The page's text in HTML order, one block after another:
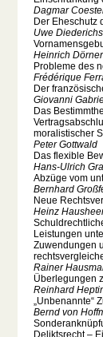
Dagmar
Der Eheschutz
Uwe
Heinrich Dörner
Probleme des
Frédérique
Der
Giovanni
Das
moralistischer
Peter Gottwald
Das flexible
Hans-Ulrich
Abzüge vom
Bernhard
Neue
Heinz
Leistungen
Zuwendungen
Rainer
Überlegungen
Reinhard
„Unbenannte“
Bernd von
Deliktsrecht –